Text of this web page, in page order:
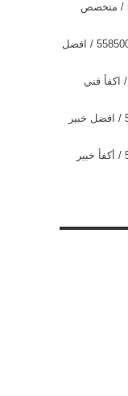
معلم صحي سباك اشبيلية / 55850065 / متخصص
معلم صحي سباك أسواق القرين / 55850065 / افضل
معلم صحي سباك الدعية / 55850065 / اكفأ فني
معلم صحي سباك الدسمة / 55850065 / افضل خبير
معلم صحي سباك الخيران / 55850065 / أكفأ خبير